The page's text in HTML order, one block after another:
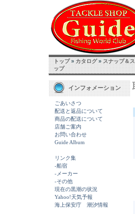
トップ»カタログ»スナップ＆
ップ
インフォメーション
ごあいさつ
配送と返品について
商品の配送について
店舗ご案内
お問い合わせ
Guide Album
リンク集
-船宿
-メーカー
-その他
現在の黒潮の状況
Yahoo!天気予報
海上保安庁 潮汐情報